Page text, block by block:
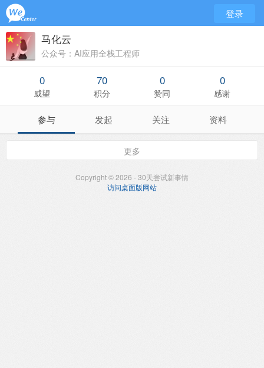
登录
马化云
公众号：AI应用全栈工程师
0
威望
70
积分
0
赞同
0
感谢
参与 发起 关注 资料
更多
Copyright © 2026 - 30天尝试新事情
访问桌面版网站